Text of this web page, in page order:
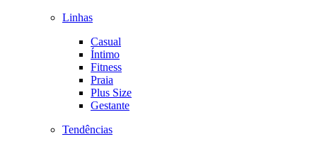
Linhas
Casual
Íntimo
Fitness
Praia
Plus Size
Gestante
Tendências